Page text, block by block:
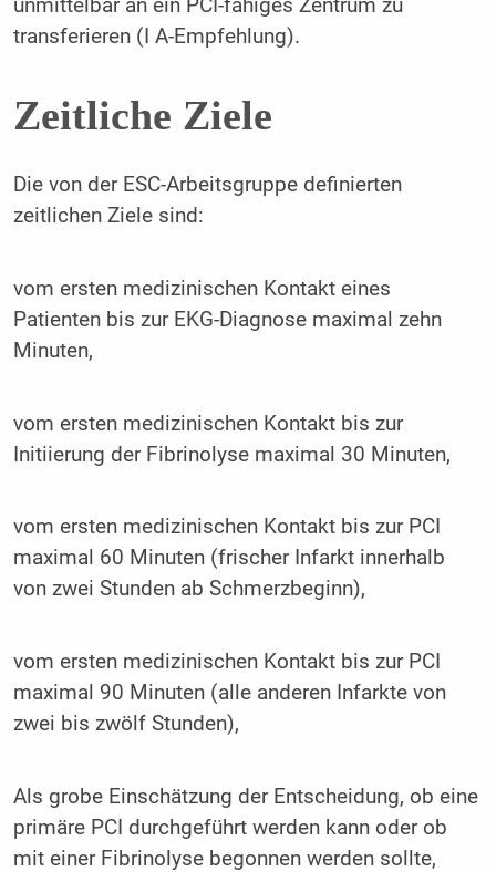
unmittelbar an ein PCI-fähiges Zentrum zu
transferieren (I A-Empfehlung).
Zeitliche Ziele
Die von der ESC-Arbeitsgruppe definierten
zeitlichen Ziele sind:
vom ersten medizinischen Kontakt eines
Patienten bis zur EKG-Diagnose maximal zehn
Minuten,
vom ersten medizinischen Kontakt bis zur
Initiierung der Fibrinolyse maximal 30 Minuten,
vom ersten medizinischen Kontakt bis zur PCI
maximal 60 Minuten (frischer Infarkt innerhalb
von zwei Stunden ab Schmerzbeginn),
vom ersten medizinischen Kontakt bis zur PCI
maximal 90 Minuten (alle anderen Infarkte von
zwei bis zwölf Stunden),
Als grobe Einschätzung der Entscheidung, ob eine
primäre PCI durchgeführt werden kann oder ob
mit einer Fibrinolyse begonnen werden sollte,